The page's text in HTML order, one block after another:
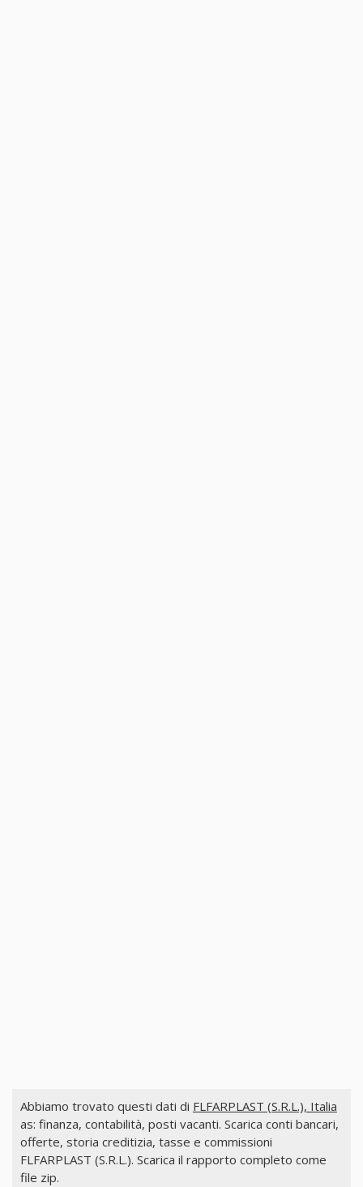
Abbiamo trovato questi dati di FLFARPLAST (S.R.L.), Italia
as: finanza, contabilità, posti vacanti. Scarica conti bancari,
offerte, storia creditizia, tasse e commissioni
FLFARPLAST (S.R.L.). Scarica il rapporto completo come
file zip.